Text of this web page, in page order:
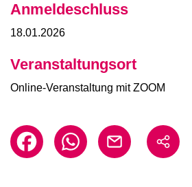
Anmeldeschluss
18.01.2026
Veranstaltungsort
Online-Veranstaltung mit ZOOM